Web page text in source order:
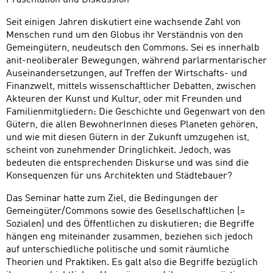
Seit einigen Jahren diskutiert eine wachsende Zahl von
Menschen rund um den Globus ihr Verständnis von den
Gemeingütern, neudeutsch den Commons. Sei es innerhalb
anit-neoliberaler Bewegungen, während parlarmentarischer
Auseinandersetzungen, auf Treffen der Wirtschafts- und
Finanzwelt, mittels wissenschaftlicher Debatten, zwischen
Akteuren der Kunst und Kultur, oder mit Freunden und
Familienmitgliedern: Die Geschichte und Gegenwart von den
Gütern, die allen BewohnerInnen dieses Planeten gehören,
und wie mit diesen Gütern in der Zukunft umzugehen ist,
scheint von zunehmender Dringlichkeit. Jedoch, was
bedeuten die entsprechenden Diskurse und was sind die
Konsequenzen für uns Architekten und Städtebauer?
Das Seminar hatte zum Ziel, die Bedingungen der
Gemeingüter/Commons sowie des Gesellschaftlichen (=
Sozialen) und des Öffentlichen zu diskutieren; die Begriffe
hängen eng miteinander zusammen, beziehen sich jedoch
auf unterschiedliche politische und somit räumliche
Theorien und Praktiken. Es galt also die Begriffe bezüglich